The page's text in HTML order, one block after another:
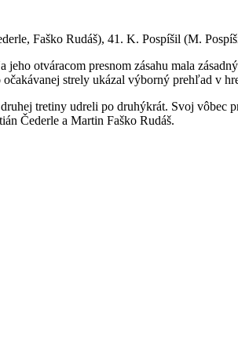
Faško Rudáš), 41. K. Pospíšil (M.
otváracom presnom zásahu mala
strely ukázal výborný prehľad v
tretiny udreli po druhýkrát. Svoj vôbec
Čederle a Martin Faško Rudáš.